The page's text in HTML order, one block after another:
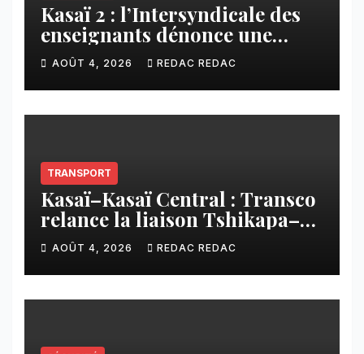
Kasaï 2 : l’Intersyndicale des
enseignants dénonce une
contribution financière
imposée aux écoles de la
CNCA
AOÛT 4, 2026 REDAC REDAC
TRANSPORT
Kasaï–Kasaï Central : Transco
relance la liaison Tshikapa–
Tshiamu pour faciliter les
échanges
AOÛT 4, 2026 REDAC REDAC